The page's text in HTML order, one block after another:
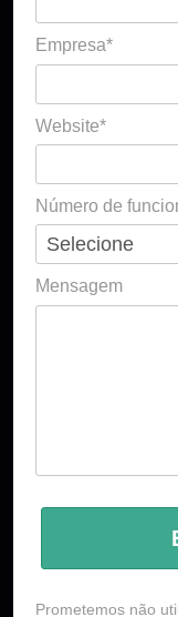
Empresa*
Website*
Número de
Mensagem
Prometemos não